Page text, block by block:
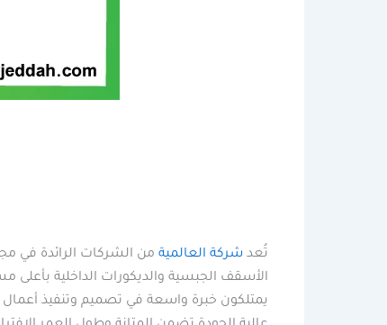
تُعد شركة العالمية من الشركات الرائدة في
الأسقف الجبسية والديكورات الداخلية
يمتلكون خبرة واسعة في تصميم وتنفيذ